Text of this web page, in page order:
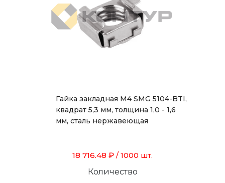
Гайка закладная М4 SMG 5104-BTI,
квадрат 5,3 мм, толщина 1,0 - 1,6
мм, сталь нержавеющая
18 716.48 ₽ / 1000 шт.
Количество